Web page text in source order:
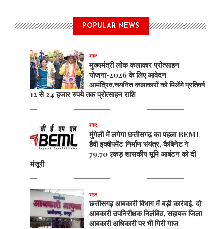
POPULAR NEWS
शहर
मुख्यमंत्री लोक कलाकार प्रोत्साहन
योजना-2026 के लिए आवेदन
आमंत्रित,चयनित कलाकारों को मिलेंगे प्रतिवर्ष
12 से 24 हजार रुपये तक प्रोत्साहन राशि
शहर
मुंगेली में लगेगा छत्तीसगढ़ का पहला BEML
हैवी इक्वीपमेंट निर्माण संयंत्र, कैबिनेट ने
79.70 एकड़ शासकीय भूमि आबंटन को दी
मंजूरी
शहर
छत्तीसगढ़ आबकारी विभाग में बड़ी कार्रवाई, दो
आबकारी उपनिरीक्षक निलंबित, सहायक जिला
आबकारी अधिकारी पर भी गिरी गाज